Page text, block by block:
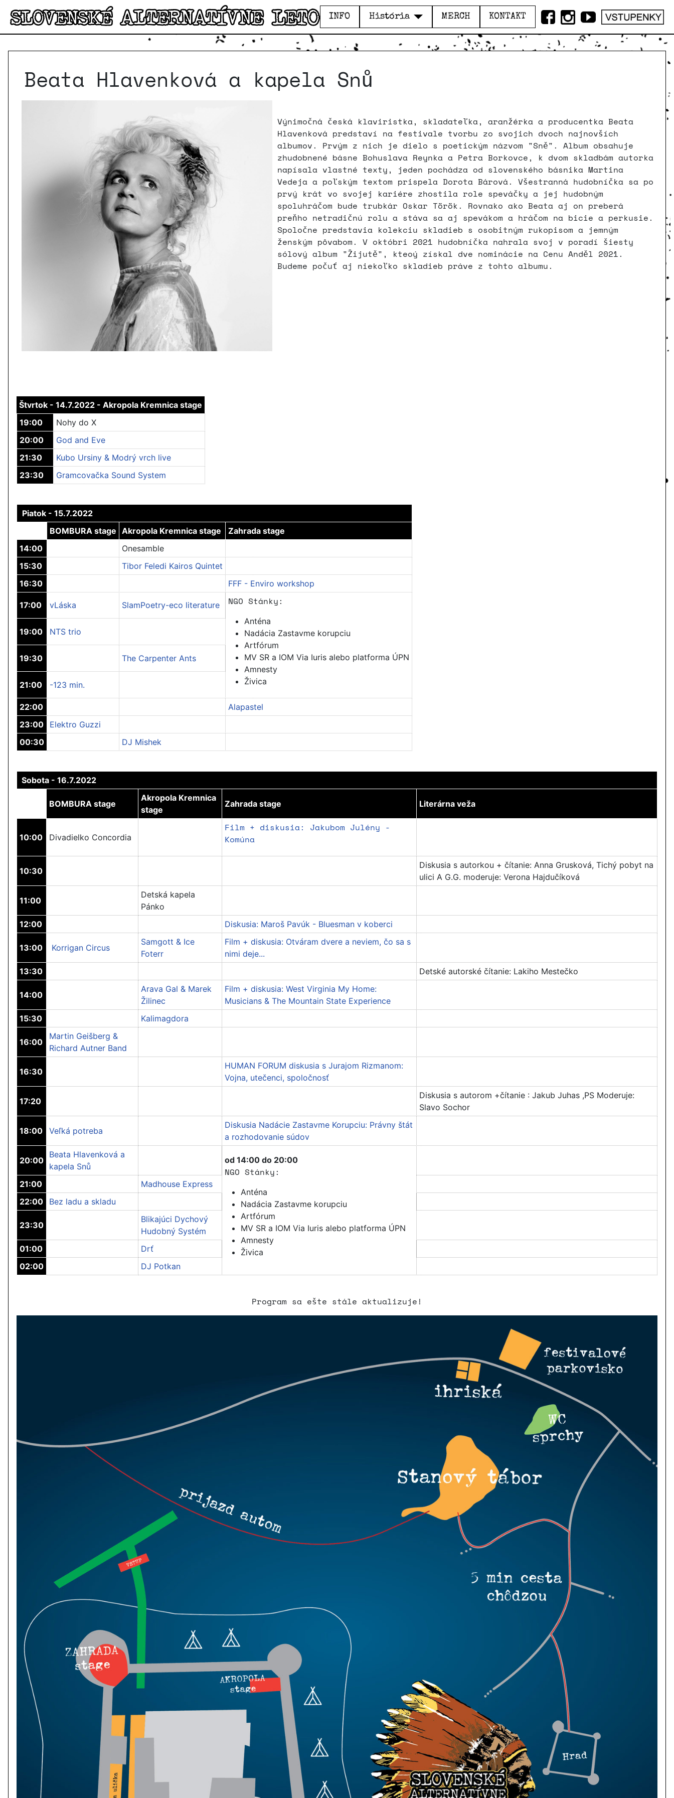
INFO História MERCH KONTAKT
Beata Hlavenková a kapela Snů
Výnimočná česká klaviristka, skladateľka, aranžérka a producentka Beata
Hlavenková predstaví na festivale tvorbu zo svojich dvoch najnovších
albumov. Prvým z nich je dielo s poetickým názvom "Sně". Album obsahuje
zhudobnené básne Bohuslava Reynka a Petra Borkovce, k dvom skladbám autorka
napísala vlastné texty, jeden pochádza od slovenského básnika Martina
Vedeja a poľským textom prispela Dorota Bárová. Všestranná hudobníčka sa po
prvý krát vo svojej kariére zhostila role speváčky a jej hudobným
spoluhráčom bude trubkár Oskar Török. Rovnako ako Beata aj on preberá
preňho netradičnú rolu a stáva sa aj spevákom a hráčom na bicie a perkusie.
Spoločne predstavia kolekciu skladieb s osobitným rukopisom a jemným
ženským pôvabom. V októbri 2021 hudobníčka nahrala svoj v poradí šiesty
sólový album "Žijutě", kteoý získal dve nominácie na Cenu Anděl 2021.
Budeme počuť aj niekoľko skladieb práve z tohto albumu.
Štvrtok - 14.7.2022 - Akropola Kremnica stage
19:00
Nohy do X
20:00
God and Eve
21:30
Kubo Ursiny & Modrý vrch live
23:30
Gramcovačka Sound System
Piatok - 15.7.2022
BOMBURA stage Akropola Kremnica stage
Zahrada stage
14:00
Onesamble
15:30
Tibor Feledi Kairos Quintet
16:30
FFF - Enviro workshop
17:00 vLáska SlamPoetry-eco literature NGO Stánky:
Anténa
Nadácia Zastavme korupciu
Artfórum
MV SR a IOM Via Iuris alebo platforma ÚPN
Amnesty
Živica
19:00 NTS trio
19:30 The Carpenter Ants
21:00 -123 min.
22:00
Alapastel
23:00
Elektro Guzzi
00:30
DJ Mishek
Sobota - 16.7.2022
BOMBURA stage
Akropola Kremnica
stage
Zahrada stage Literárna veža
10:00 Divadielko Concordia
Film + diskusia: Jakubom Julény -
Komúna
10:30
Diskusia s autorkou + čítanie: Anna Grusková, Tichý pobyt na
ulici A G.G. moderuje: Verona Hajdučíková
11:00
Detská kapela
Pánko
12:00
Diskusia: Maroš Pavúk - Bluesman v koberci
13:00 Korrigan Circus
Samgott & Ice
Foterr
Film + diskusia: Otváram dvere a neviem, čo sa s
nimi deje...
13:30
Detské autorské čítanie: Lakiho Mestečko
14:00
Arava Gal & Marek
Žilinec
Film + diskusia: West Virginia My Home:
Musicians & The Mountain State Experience
15:30
Kalimagdora
16:00
Martin Geišberg &
Richard Autner Band
16:30
HUMAN FORUM diskusia s Jurajom Rizmanom:
Vojna, utečenci, spoločnosť
17:20
Diskusia s autorom +čítanie : Jakub Juhas ,PS Moderuje:
Slavo Sochor
18:00 Veľká potreba
Diskusia Nadácie Zastavme Korupciu: Právny štát
a rozhodovanie súdov
20:00
Beata Hlavenková a
kapela Snů
od 14:00 do 20:00
NGO Stánky:
Anténa
Nadácia Zastavme korupciu
Artfórum
MV SR a IOM Via Iuris alebo platforma ÚPN
Amnesty
Živica
21:00
Madhouse Express
22:00
Bez ladu a skladu
23:30
Blikajúci Dychový
Hudobný Systém
01:00
Drť
02:00
DJ Potkan
Program sa ešte stále aktualizuje!